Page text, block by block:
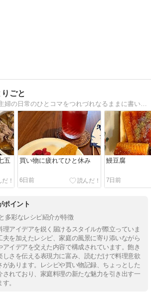
ごと
イマドキ５０代主婦の日常のひとコマをつれづれなるままに書いてみるブログです。
五
買い物に疲れてひと休み
6日前
鰻豆腐
7日前
ポイント
多彩なレシピ紹介が特徴
アイデアを鋭く届けるスタイルが際立っていま
を加えたレシピ、家庭の風景に寄り添いながら
アイデアを交えた内容で構成されています。飽き
しさを伝える表現力に富み、読むだけで料理意欲
があります。レシピや買い物記録、ちょっとした
されており、家庭料理の新たな魅力を引き出す一
。